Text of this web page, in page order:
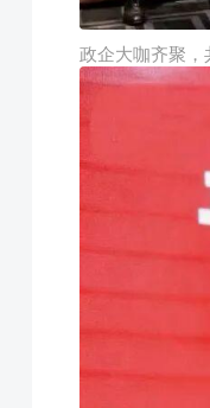
政企大咖齐聚